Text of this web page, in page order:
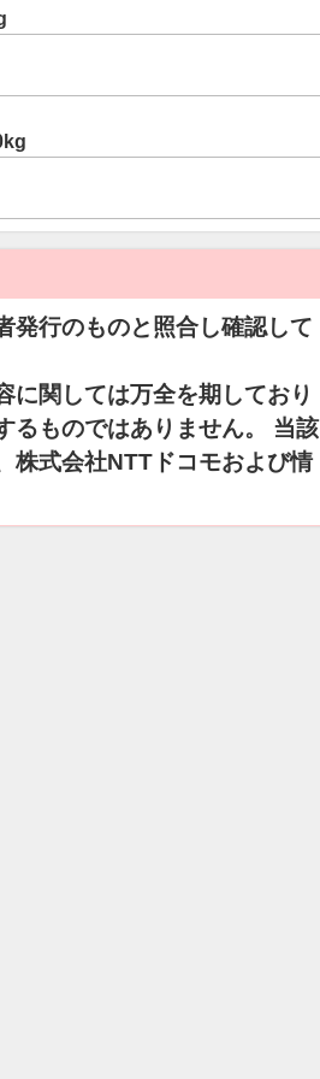
発行のものと照合し確認して
に関しては万全を期しており
るものではありません。 当該
株式会社NTTドコモおよび情